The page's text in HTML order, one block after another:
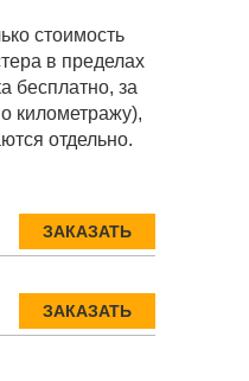
стоимость
в пределах
бесплатно, за
километражу),
отдельно.
ЗАКАЗАТЬ
ЗАКАЗАТЬ